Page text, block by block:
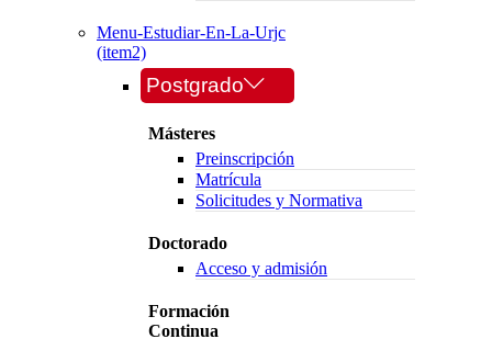
Menu-Estudiar-En-La-Urjc
(item2)
Postgrado
Másteres
Preinscripción
Matrícula
Solicitudes y Normativa
Doctorado
Acceso y admisión
Formación
Continua